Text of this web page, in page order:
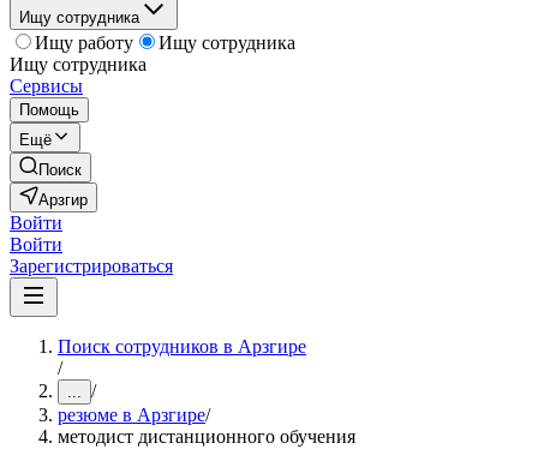
Ищу сотрудника
Ищу работу
Ищу сотрудника
Ищу сотрудника
Сервисы
Помощь
Ещё
Поиск
Арзгир
Войти
Войти
Зарегистрироваться
Поиск сотрудников в Арзгире
/
... /
резюме в Арзгире/
методист дистанционного обучения